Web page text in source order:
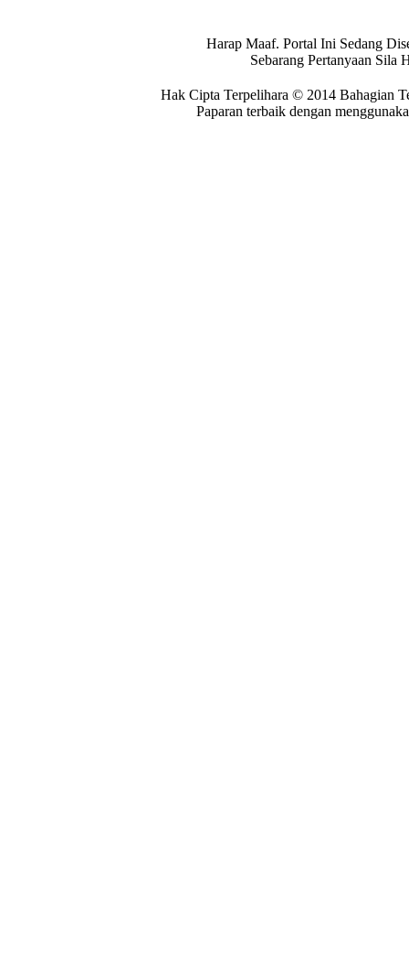
Harap Maaf. Portal Ini Sedang
Sebarang Pertanyaan Sila
Hak Cipta Terpelihara © 2014 Bahagian
Paparan terbaik dengan